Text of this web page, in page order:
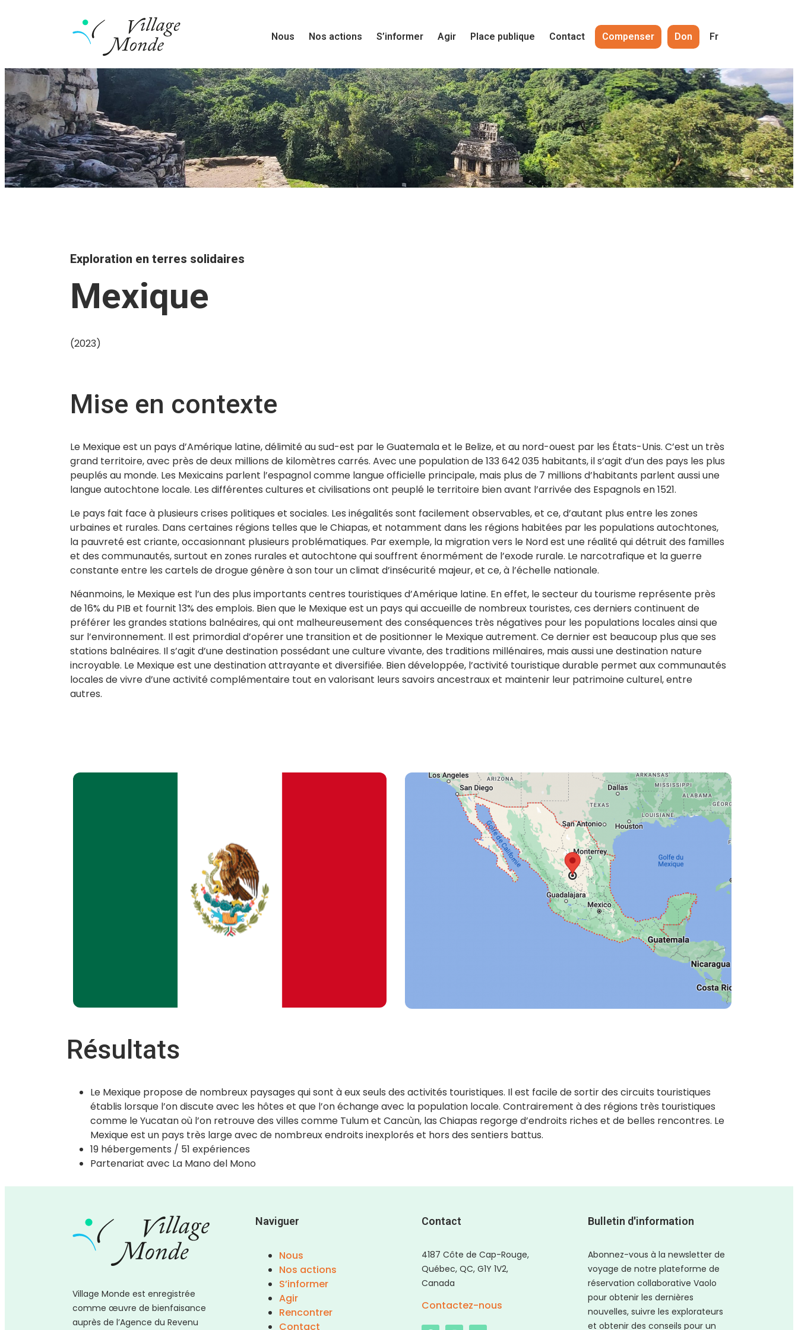
Nous Nos actions S’informer Agir Place publique Contact Compenser Don Fr
Exploration en terres solidaires
Mexique
(2023)
Mise en contexte
Le Mexique est un pays d’Amérique latine, délimité au sud-est par le Guatemala et le Belize, et au nord-ouest par les États-Unis. C’est un très
grand territoire, avec près de deux millions de kilomètres carrés. Avec une population de 133 642 035 habitants, il s’agit d’un des pays les plus
peuplés au monde. Les Mexicains parlent l’espagnol comme langue officielle principale, mais plus de 7 millions d’habitants parlent aussi une
langue autochtone locale. Les différentes cultures et civilisations ont peuplé le territoire bien avant l’arrivée des Espagnols en 1521.
Le pays fait face à plusieurs crises politiques et sociales. Les inégalités sont facilement observables, et ce, d’autant plus entre les zones
urbaines et rurales. Dans certaines régions telles que le Chiapas, et notamment dans les régions habitées par les populations autochtones,
la pauvreté est criante, occasionnant plusieurs problématiques. Par exemple, la migration vers le Nord est une réalité qui détruit des familles
et des communautés, surtout en zones rurales et autochtone qui souffrent énormément de l’exode rurale. Le narcotrafique et la guerre
constante entre les cartels de drogue génère à son tour un climat d’insécurité majeur, et ce, à l’échelle nationale.
Néanmoins, le Mexique est l’un des plus importants centres touristiques d’Amérique latine. En effet, le secteur du tourisme représente près
de 16% du PIB et fournit 13% des emplois. Bien que le Mexique est un pays qui accueille de nombreux touristes, ces derniers continuent de
préférer les grandes stations balnéaires, qui ont malheureusement des conséquences très négatives pour les populations locales ainsi que
sur l’environnement. Il est primordial d’opérer une transition et de positionner le Mexique autrement. Ce dernier est beaucoup plus que ses
stations balnéaires. Il s’agit d’une destination possédant une culture vivante, des traditions millénaires, mais aussi une destination nature
incroyable. Le Mexique est une destination attrayante et diversifiée. Bien développée, l’activité touristique durable permet aux communautés
locales de vivre d’une activité complémentaire tout en valorisant leurs savoirs ancestraux et maintenir leur patrimoine culturel, entre
autres.
Résultats
Le Mexique propose de nombreux paysages qui sont à eux seuls des activités touristiques. Il est facile de sortir des circuits touristiques
établis lorsque l’on discute avec les hôtes et que l’on échange avec la population locale. Contrairement à des régions très touristiques
comme le Yucatan où l’on retrouve des villes comme Tulum et Cancùn, las Chiapas regorge d’endroits riches et de belles rencontres. Le
Mexique est un pays très large avec de nombreux endroits inexplorés et hors des sentiers battus.
19 hébergements / 51 expériences
Partenariat avec La Mano del Mono
Village Monde est enregistrée
comme œuvre de bienfaisance
auprès de l’Agence du Revenu
Naviguer
Nous
Nos actions
S’informer
Agir
Rencontrer
Contact
Contact
4187 Côte de Cap-Rouge,
Québec, QC, G1Y 1V2,
Canada
Contactez-nous
Bulletin d'information
Abonnez-vous à la newsletter de
voyage de notre plateforme de
réservation collaborative Vaolo
pour obtenir les dernières
nouvelles, suivre les explorateurs
et obtenir des conseils pour un